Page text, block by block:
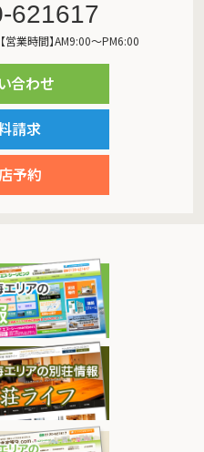
621617
【営業時間】AM9:00～PM6:00
合わせ
請求
予約